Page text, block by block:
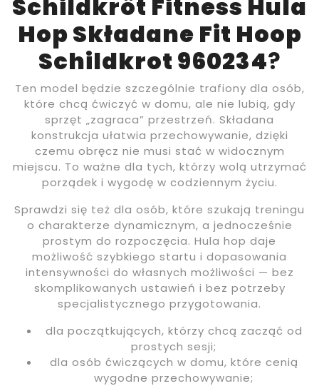
Schildkröt Fitness Hula
Hop Składane Fit Hoop
Schildkrot 960234?
Ten model będzie szczególnie trafiony dla osób,
które chcą ćwiczyć w domu, ale nie lubią, gdy
sprzęt „zagraca” przestrzeń. Składana
konstrukcja ułatwia przechowywanie, dzięki
czemu obręcz nie musi stać w widocznym
miejscu. To ważne dla tych, którzy wolą utrzymać
porządek i wygodę w codziennym życiu.
Sprawdzi się też dla osób, które szukają treningu
o charakterze dynamicznym, a jednocześnie
prostym do rozpoczęcia. Hula hop daje
możliwość szybkiego startu i dopasowania
intensywności do własnych możliwości — bez
skomplikowanych ustawień i bez potrzeby
specjalistycznego przygotowania.
dla początkujących, którzy chcą zacząć od
prostych sesji;
dla osób ćwiczących w domu, które cenią
wygodne przechowywanie;